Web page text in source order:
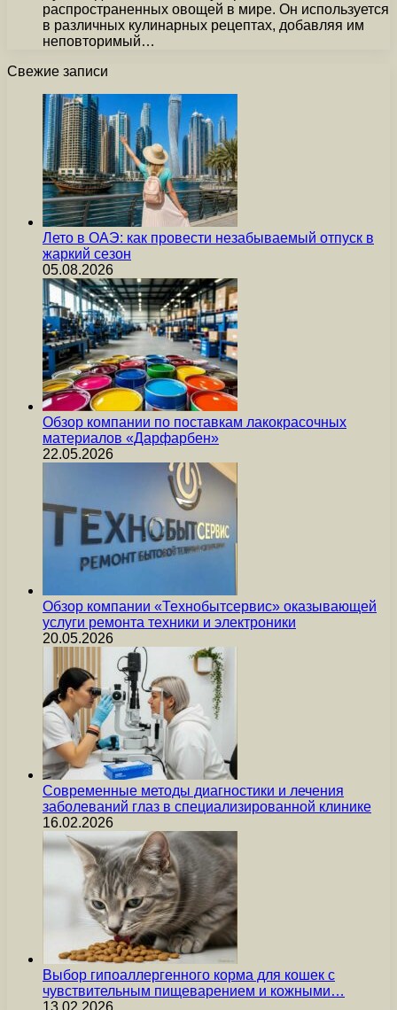
распространенных овощей в мире. Он используется
в различных кулинарных рецептах, добавляя им
неповторимый…
Свежие записи
Лето в ОАЭ: как провести незабываемый отпуск в
жаркий сезон
05.08.2026
Обзор компании по поставкам лакокрасочных
материалов «Дарфарбен»
22.05.2026
Обзор компании «Технобытсервис» оказывающей
услуги ремонта техники и электроники
20.05.2026
Современные методы диагностики и лечения
заболеваний глаз в специализированной клинике
16.02.2026
Выбор гипоаллергенного корма для кошек с
чувствительным пищеварением и кожными…
13.02.2026